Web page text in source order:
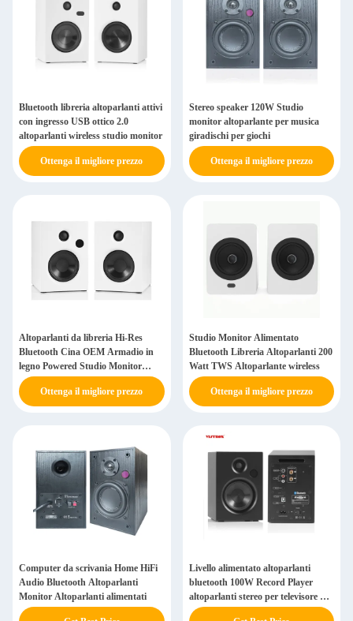
Bluetooth libreria altoparlanti attivi
con ingresso USB ottico 2.0
altoparlanti wireless studio monitor
Ottenga il migliore prezzo
Stereo speaker 120W Studio
monitor altoparlante per musica
giradischi per giochi
Ottenga il migliore prezzo
Altoparlanti da libreria Hi-Res
Bluetooth Cina OEM Armadio in
legno Powered Studio Monitor
Altoparlanti 3.5 " Active Near-Field
Loudspeaker
Ottenga il migliore prezzo
Studio Monitor Alimentato
Bluetooth Libreria Altoparlanti 200
Watt TWS Altoparlante wireless
Ottenga il migliore prezzo
Computer da scrivania Home HiFi
Audio Bluetooth Altoparlanti
Monitor Altoparlanti alimentati
Livello alimentato altoparlanti
bluetooth 100W Record Player
altoparlanti stereo per televisore PC
giradischi